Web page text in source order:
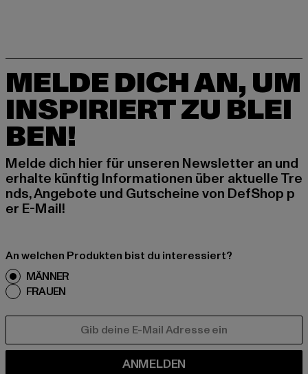
MELDE DICH AN, UM
INSPIRIERT ZU BLEI
BEN!
Melde dich hier für unseren Newsletter an und
erhalte künftig Informationen über aktuelle Tre
nds, Angebote und Gutscheine von DefShop p
er E-Mail!
An welchen Produkten bist du interessiert?
MÄNNER
FRAUEN
ANMELDEN